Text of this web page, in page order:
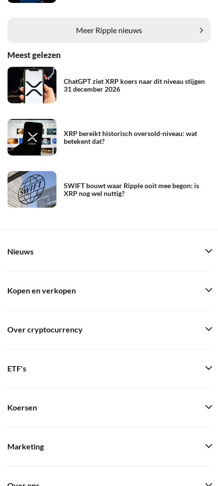
Meer Ripple nieuws
Meest gelezen
ChatGPT ziet XRP koers naar dit niveau stijgen
31 december 2026
XRP bereikt historisch oversold-niveau: wat
betekent dat?
SWIFT bouwt waar Ripple ooit mee begon: is
XRP nog wel nuttig?
Nieuws
Kopen en verkopen
Over cryptocurrency
ETF's
Koersen
Marketing